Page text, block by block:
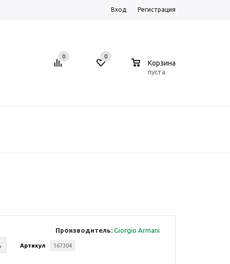
Вход Регистрация
0 0
Корзина
пуста
Производитель: Giorgio Armani
Артикул 167304